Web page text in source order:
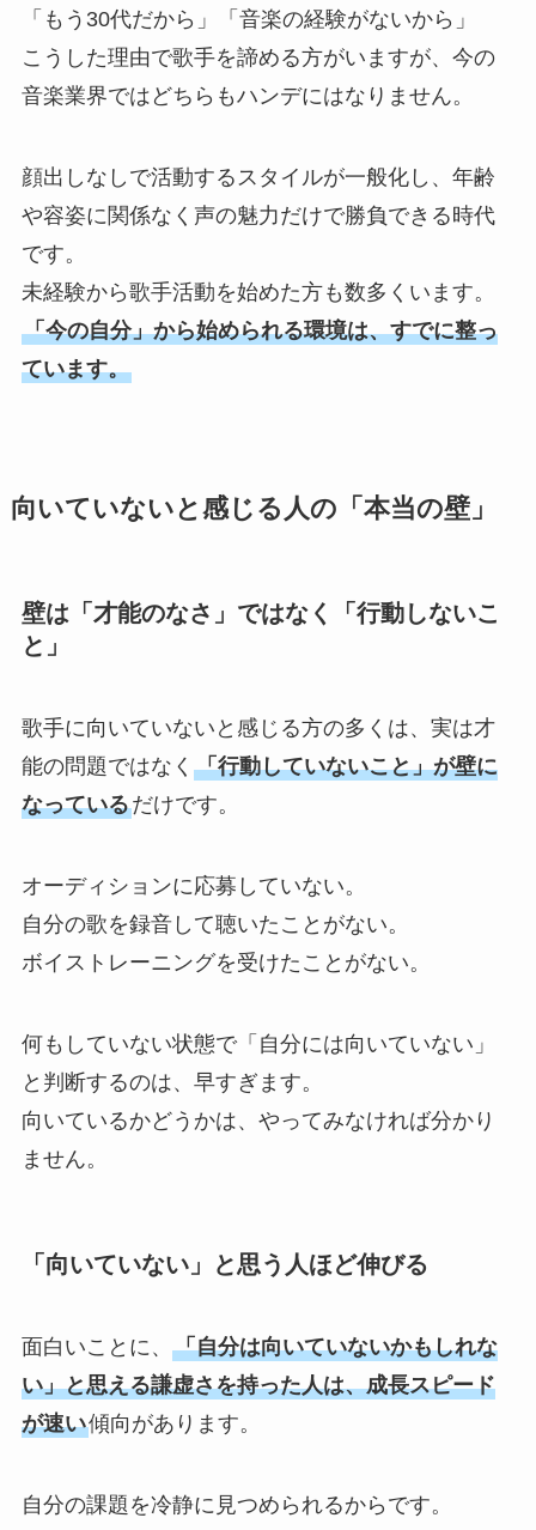
「もう30代だから」「音楽の経験がないから」
こうした理由で歌手を諦める方がいますが、今の
音楽業界ではどちらもハンデにはなりません。
顔出しなしで活動するスタイルが一般化し、年齢
や容姿に関係なく声の魅力だけで勝負できる時代
です。
未経験から歌手活動を始めた方も数多くいます。
「今の自分」から始められる環境は、すでに整っ
ています。
向いていないと感じる人の「本当の壁」
壁は「才能のなさ」ではなく「行動しないこ
と」
歌手に向いていないと感じる方の多くは、実は才
能の問題ではなく 「行動していないこと」が壁に
なっているだけです。
オーディションに応募していない。
自分の歌を録音して聴いたことがない。
ボイストレーニングを受けたことがない。
何もしていない状態で「自分には向いていない」
と判断するのは、早すぎます。
向いているかどうかは、やってみなければ分かり
ません。
「向いていない」と思う人ほど伸びる
面白いことに、 「自分は向いていないかもしれな
い」と思える謙虚さを持った人は、成長スピード
が速い傾向があります。
自分の課題を冷静に見つめられるからです。